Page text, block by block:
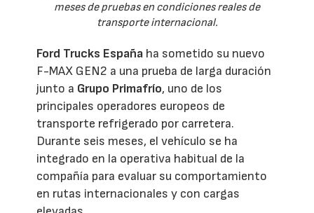
meses de pruebas en condiciones reales de
transporte internacional.
Ford Trucks España ha sometido su nuevo
F-MAX GEN2 a una prueba de larga duración
junto a Grupo Primafrío, uno de los
principales operadores europeos de
transporte refrigerado por carretera.
Durante seis meses, el vehículo se ha
integrado en la operativa habitual de la
compañía para evaluar su comportamiento
en rutas internacionales y con cargas